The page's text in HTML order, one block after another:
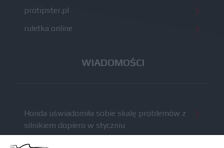
protipster.pl
ruletka online
WIADOMOŚCI
Honda uświadomiła sobie skalę problemów z
silnikiem dopiero w styczniu
Audi planuje wprowadzić jeszcze cztery duże